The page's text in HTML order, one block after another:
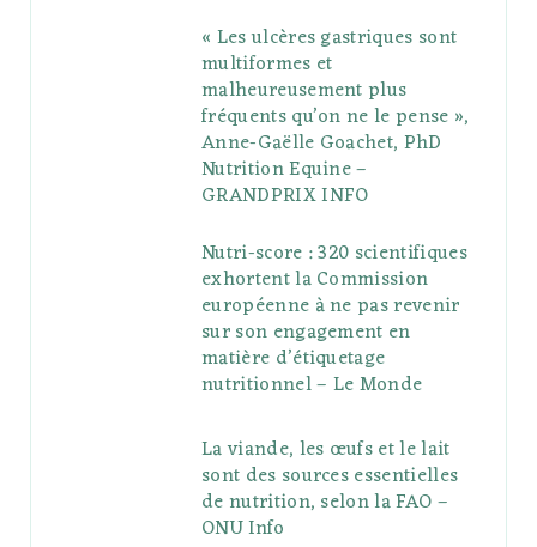
« Les ulcères gastriques sont
multiformes et
malheureusement plus
fréquents qu’on ne le pense »,
Anne-Gaëlle Goachet, PhD
Nutrition Equine –
GRANDPRIX INFO
Nutri-score : 320 scientifiques
exhortent la Commission
européenne à ne pas revenir
sur son engagement en
matière d’étiquetage
nutritionnel – Le Monde
La viande, les œufs et le lait
sont des sources essentielles
de nutrition, selon la FAO –
ONU Info